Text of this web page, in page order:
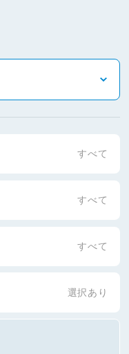
すべて
すべて
すべて
選択あり